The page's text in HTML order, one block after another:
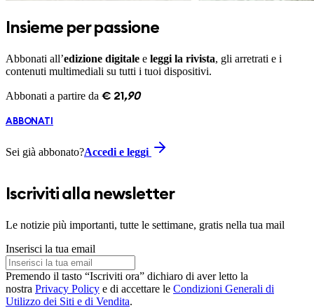
Insieme per passione
Abbonati all’edizione digitale e leggi la rivista, gli arretrati e i
contenuti multimediali su tutti i tuoi dispositivi.
Abbonati a partire da € 21 ,90
ABBONATI
Sei già abbonato?Accedi e leggi
Iscriviti alla newsletter
Le notizie più importanti, tutte le settimane, gratis nella tua mail
Inserisci la tua email
Premendo il tasto “Iscriviti ora” dichiaro di aver letto la
nostra Privacy Policy e di accettare le Condizioni Generali di
Utilizzo dei Siti e di Vendita.